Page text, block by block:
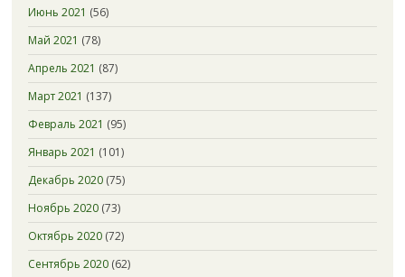
Июнь 2021 (56)
Май 2021 (78)
Апрель 2021 (87)
Март 2021 (137)
Февраль 2021 (95)
Январь 2021 (101)
Декабрь 2020(75)
Ноябрь 2020(73)
Октябрь 2020(72)
Сентябрь 2020(62)